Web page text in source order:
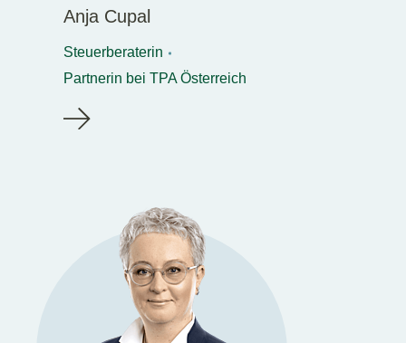
Anja Cupal
Steuerberaterin
Partnerin bei TPA Österreich